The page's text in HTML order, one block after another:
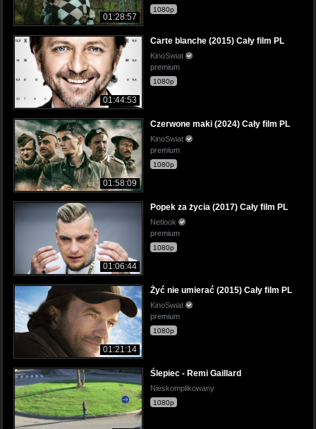
01:28:57
1080p
01:44:53
Carte blanche (2015) Cały film PL
KinoSwiat
premium
1080p
01:58:09
Czerwone maki (2024) Cały film PL
KinoSwiat
premium
1080p
01:06:44
Popek za życia (2017) Cały film PL
Netlook
premium
1080p
01:21:14
Żyć nie umierać (2015) Cały film PL
KinoSwiat
premium
1080p
Ślepiec - Remi Gaillard
Nieskomplikowany
1080p